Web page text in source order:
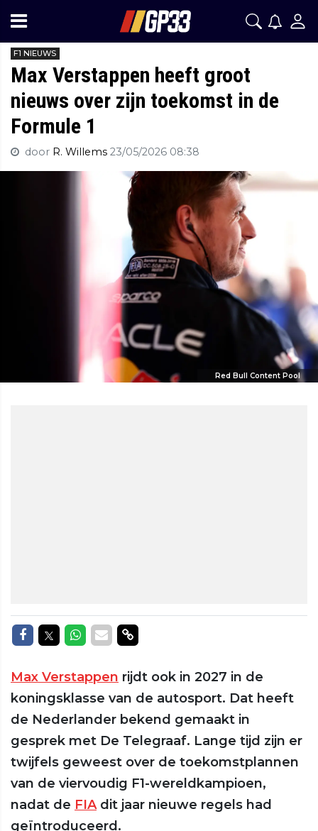
F1 NIEUWS
Max Verstappen heeft groot
nieuws over zijn toekomst in de
Formule 1
door R. Willems 23/05/2026 08:38
Red Bull Content Pool
Delen op Facebook
Delen op Twitter
Delen op Whatsapp
Delen via Mail
Delen via link
Max Verstappen rijdt ook in 2027 in de
koningsklasse van de autosport. Dat heeft
de Nederlander bekend gemaakt in
gesprek met De Telegraaf. Lange tijd zijn er
twijfels geweest over de toekomstplannen
van de viervoudig F1-wereldkampioen,
nadat de FIAdit jaar nieuwe regels had
geïntroduceerd.